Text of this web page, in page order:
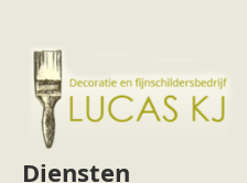
Diensten